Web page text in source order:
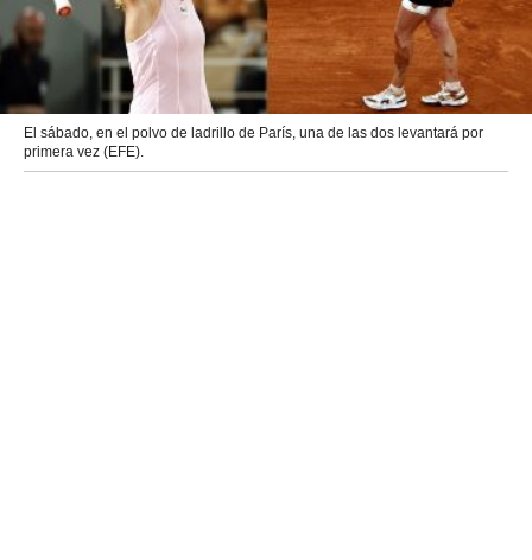
El sábado, en el polvo de ladrillo de París, una de las dos levantará por
primera vez (EFE).